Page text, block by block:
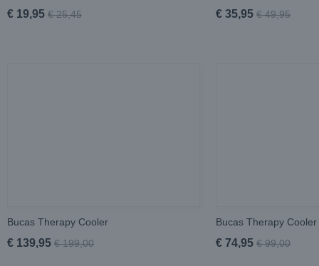
€ 19,95 € 25,45 € 35,95 € 49,95
Bucas Therapy Cooler
€ 139,95 € 199,00
Bucas Therapy
€ 74,95 € 99,00